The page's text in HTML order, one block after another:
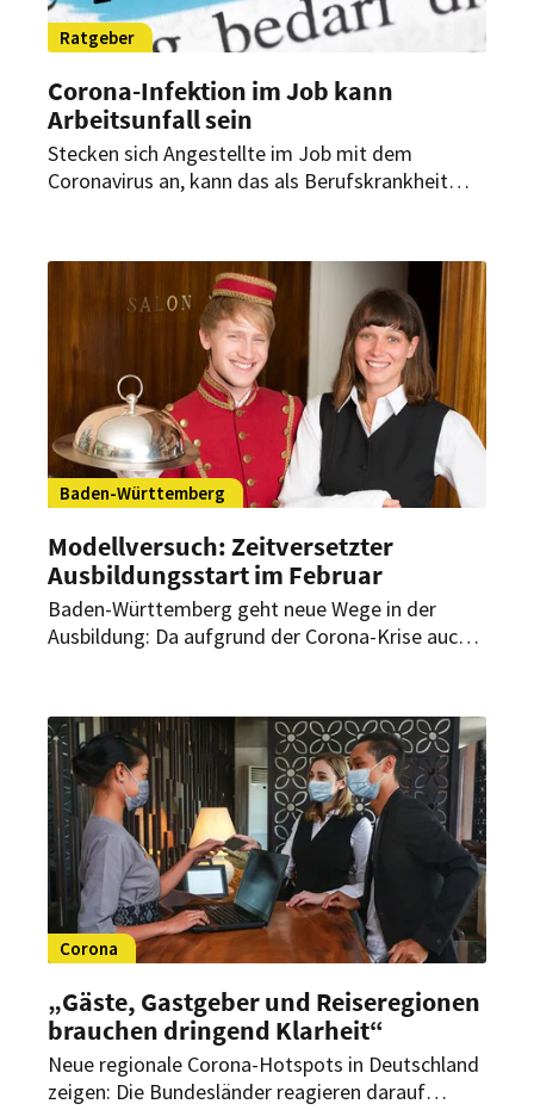
Ratgeber
Corona-Infektion im Job kann
Arbeitsunfall sein
Stecken sich Angestellte im Job mit dem
Coronavirus an, kann das als Berufskrankheit
zunächst Hürden genommen werden.
Baden-Württemberg
Modellversuch: Zeitversetzter
Ausbildungsstart im Februar
Baden-Württemberg geht neue Wege in der
Ausbildung: Da aufgrund der Corona-Krise auch
verzögerten Ausbildungsbeginn anbieten.
Corona
„Gäste, Gastgeber und Reiseregionen
brauchen dringend Klarheit“
Neue regionale Corona-Hotspots in Deutschland
zeigen: Die Bundesländer reagieren darauf